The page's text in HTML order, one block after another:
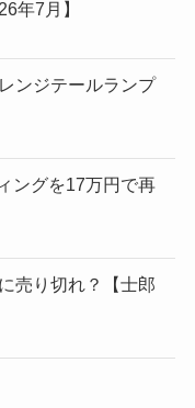
年7月】
ンジテールランプ
ングを17万円で再
売り切れ？【士郎